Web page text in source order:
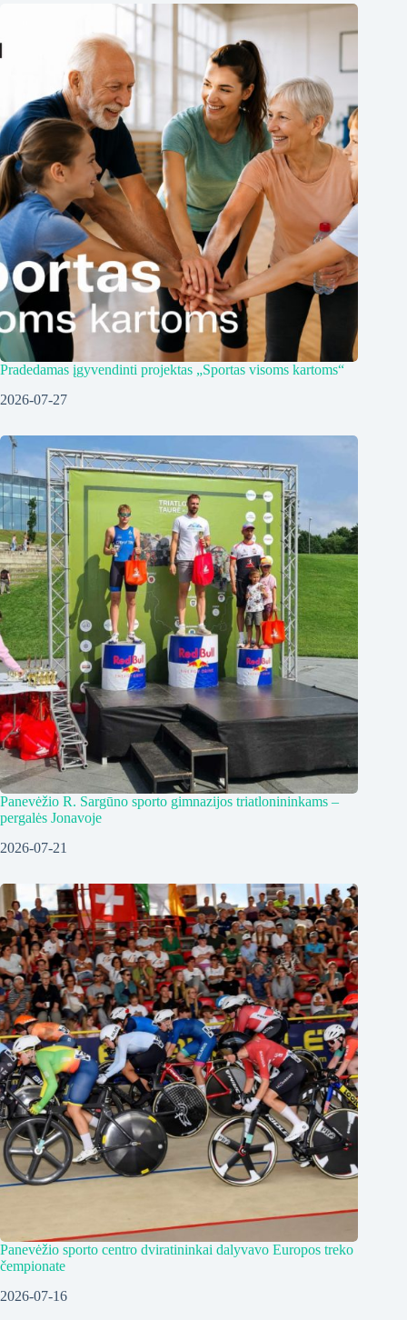
Pradedamas įgyvendinti projektas „Sportas visoms kartoms“
2026-07-27
Panevėžio R. Sargūno sporto gimnazijos triatlonininkams –
pergalės Jonavoje
2026-07-21
Panevėžio sporto centro dviratininkai dalyvavo Europos treko
čempionate
2026-07-16